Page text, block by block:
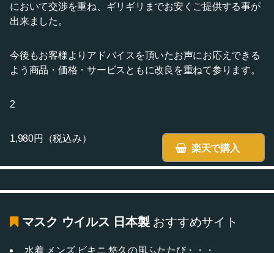
において交渉を重ね、ギリギリまでお安くご提供する事が
出来ました。
今後もお客様よりアドバイスを頂いたお声にお応えできる
よう商品・価格・サービスともに改良を重ねて参ります。
2
楽天で購入
1,980円（税込み）
マスク ウイルス 日本製おすすめサイト
水着 メンズ ビキニ 悠久の風ふたたび・・・